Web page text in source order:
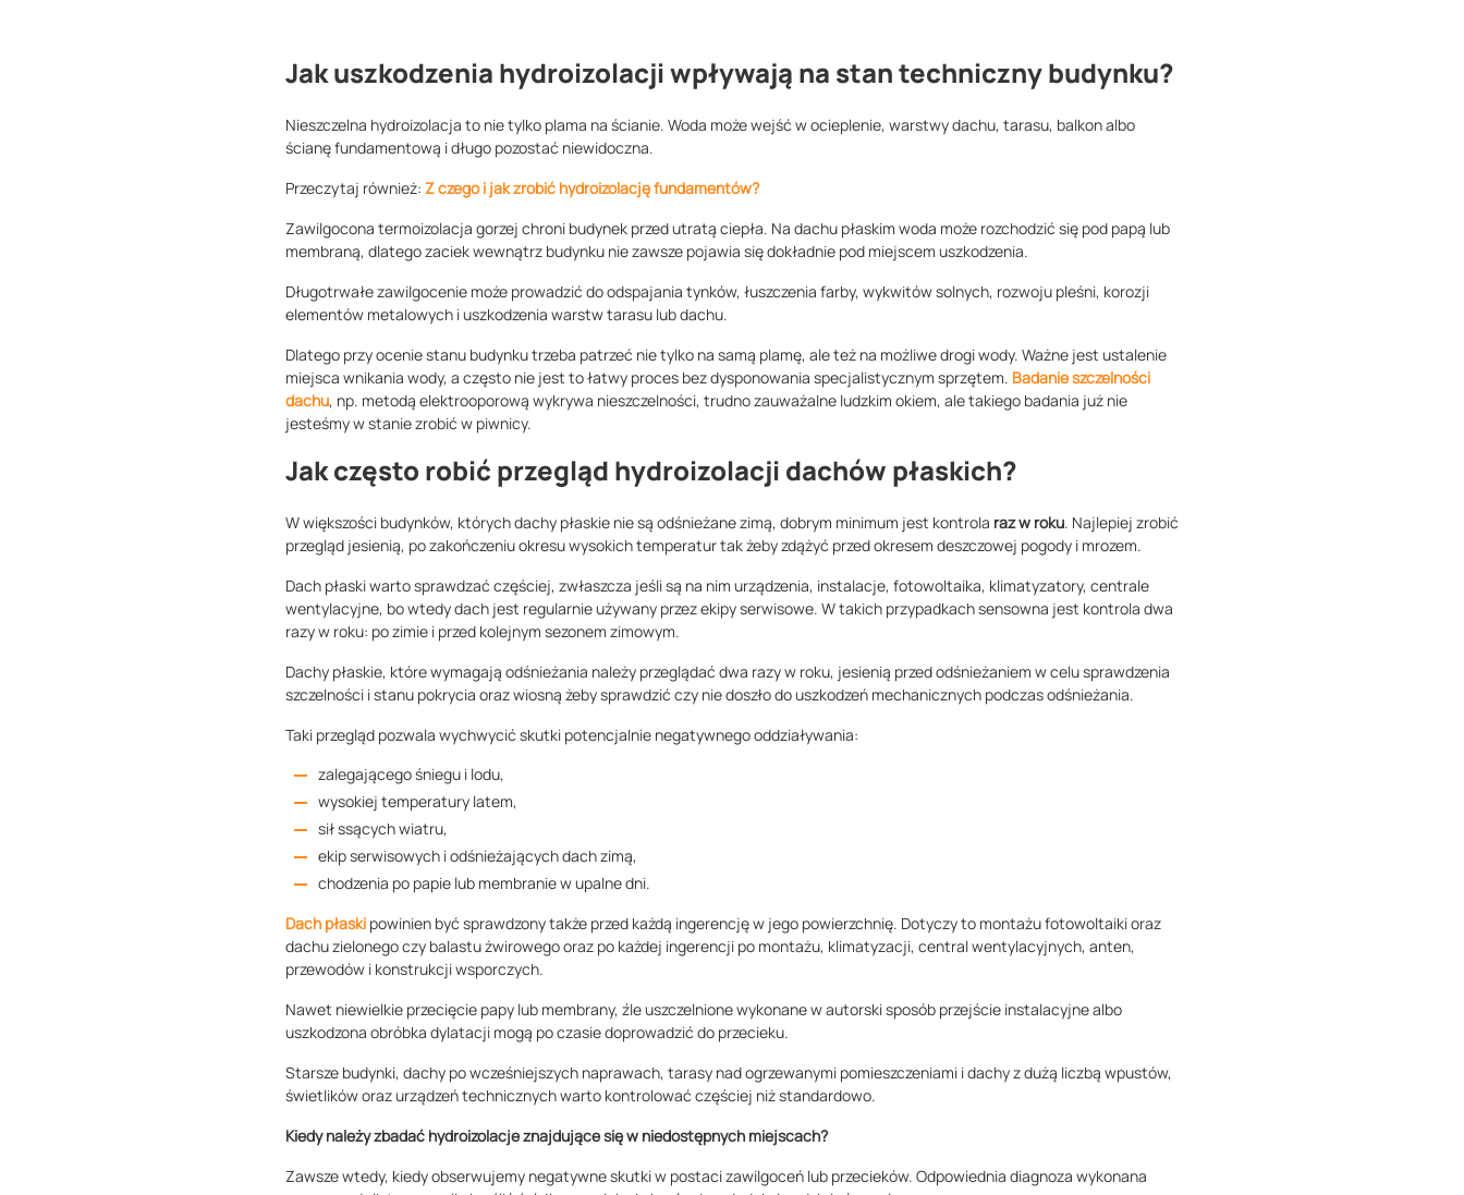
Jak uszkodzenia hydroizolacji wpływają na stan techniczny budynku?
Nieszczelna hydroizolacja to nie tylko plama na ścianie. Woda może wejść w ocieplenie, warstwy dachu, tarasu, balkon albo
ścianę fundamentową i długo pozostać niewidoczna.
Przeczytaj również: Z czego i jak zrobić hydroizolację fundamentów?
Zawilgocona termoizolacja gorzej chroni budynek przed utratą ciepła. Na dachu płaskim woda może rozchodzić się pod papą lub
membraną, dlatego zaciek wewnątrz budynku nie zawsze pojawia się dokładnie pod miejscem uszkodzenia.
Długotrwałe zawilgocenie może prowadzić do odspajania tynków, łuszczenia farby, wykwitów solnych, rozwoju pleśni, korozji
elementów metalowych i uszkodzenia warstw tarasu lub dachu.
Dlatego przy ocenie stanu budynku trzeba patrzeć nie tylko na samą plamę, ale też na możliwe drogi wody. Ważne jest ustalenie
miejsca wnikania wody, a często nie jest to łatwy proces bez dysponowania specjalistycznym sprzętem. Badanie szczelności
dachu, np. metodą elektrooporową wykrywa nieszczelności, trudno zauważalne ludzkim okiem, ale takiego badania już nie
jesteśmy w stanie zrobić w piwnicy.
Jak często robić przegląd hydroizolacji dachów płaskich?
W większości budynków, których dachy płaskie nie są odśnieżane zimą, dobrym minimum jest kontrola raz w roku. Najlepiej zrobić
przegląd jesienią, po zakończeniu okresu wysokich temperatur tak żeby zdążyć przed okresem deszczowej pogody i mrozem.
Dach płaski warto sprawdzać częściej, zwłaszcza jeśli są na nim urządzenia, instalacje, fotowoltaika, klimatyzatory, centrale
wentylacyjne, bo wtedy dach jest regularnie używany przez ekipy serwisowe. W takich przypadkach sensowna jest kontrola dwa
razy w roku: po zimie i przed kolejnym sezonem zimowym.
Dachy płaskie, które wymagają odśnieżania należy przeglądać dwa razy w roku, jesienią przed odśnieżaniem w celu sprawdzenia
szczelności i stanu pokrycia oraz wiosną żeby sprawdzić czy nie doszło do uszkodzeń mechanicznych podczas odśnieżania.
Taki przegląd pozwala wychwycić skutki potencjalnie negatywnego oddziaływania:
zalegającego śniegu i lodu,
wysokiej temperatury latem,
sił ssących wiatru,
ekip serwisowych i odśnieżających dach zimą,
chodzenia po papie lub membranie w upalne dni.
Dach płaski powinien być sprawdzony także przed każdą ingerencję w jego powierzchnię. Dotyczy to montażu fotowoltaiki oraz
dachu zielonego czy balastu żwirowego oraz po każdej ingerencji po montażu, klimatyzacji, central wentylacyjnych, anten,
przewodów i konstrukcji wsporczych.
Nawet niewielkie przecięcie papy lub membrany, źle uszczelnione wykonane w autorski sposób przejście instalacyjne albo
uszkodzona obróbka dylatacji mogą po czasie doprowadzić do przecieku.
Starsze budynki, dachy po wcześniejszych naprawach, tarasy nad ogrzewanymi pomieszczeniami i dachy z dużą liczbą wpustów,
świetlików oraz urządzeń technicznych warto kontrolować częściej niż standardowo.
Kiedy należy zbadać hydroizolacje znajdujące się w niedostępnych miejscach?
Zawsze wtedy, kiedy obserwujemy negatywne skutki w postaci zawilgoceń lub przecieków. Odpowiednia diagnoza wykonana